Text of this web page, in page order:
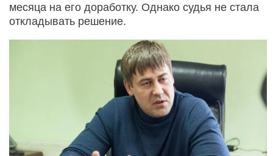
месяца на его доработку. Однако судья не стала
откладывать решение.